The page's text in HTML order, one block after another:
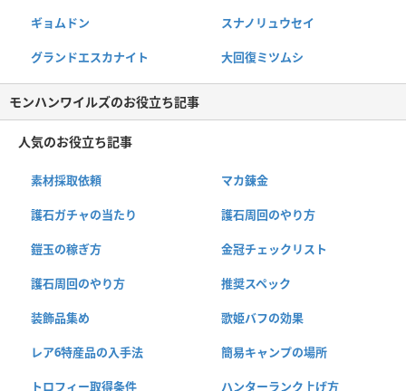
ギョムドン スナノリュウセイ
グランドエスカナイト 大回復ミツムシ
モンハンワイルズのお役立ち記事
人気のお役立ち記事
素材採取依頼 マカ錬金
護石ガチャの当たり 護石周回のやり方
鎧玉の稼ぎ方 金冠チェックリスト
護石周回のやり方 推奨スペック
装飾品集め 歌姫バフの効果
レア6特産品の入手法 簡易キャンプの場所
トロフィー取得条件 ハンターランク上げ方